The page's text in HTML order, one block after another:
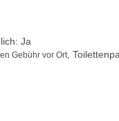
Ja
Gebühr vor Ort ,